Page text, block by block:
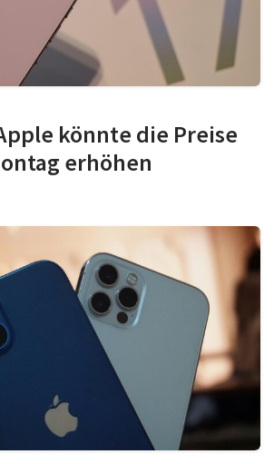
könnte die Preise
erhöhen